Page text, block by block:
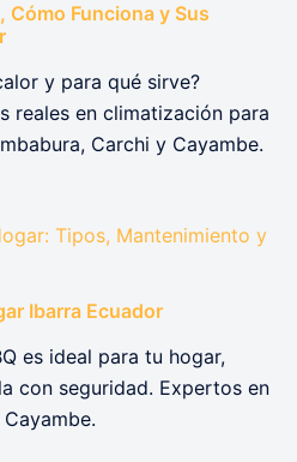
Cómo Funciona y Sus
y para qué sirve?
reales en climatización para
Carchi y Cayambe.
Ibarra Ecuador
es ideal para tu hogar,
con seguridad. Expertos en